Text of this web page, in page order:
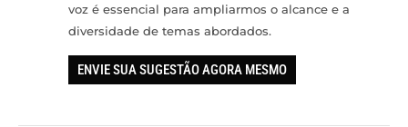
voz é essencial para ampliarmos o alcance e a
diversidade de temas abordados.
ENVIE SUA SUGESTÃO AGORA MESMO